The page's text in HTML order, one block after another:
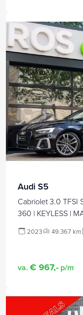
Audi S5
Cabriolet 3.0 TFSI
360 | KEYLESS |
2023 49.367 km
va. € 967,- p/m